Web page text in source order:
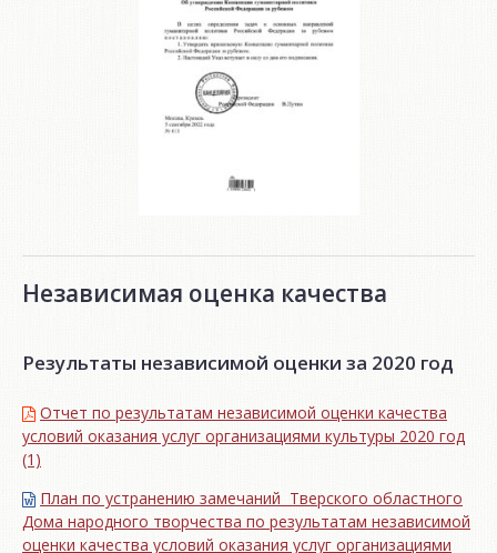
Независимая оценка качества
Результаты независимой оценки за 2020 год
Отчет по результатам независимой оценки качества
условий оказания услуг организациями культуры 2020 год
(1)
План по устранению замечаний Тверского областного
Дома народного творчества по результатам независимой
оценки качества условий оказания услуг организациями